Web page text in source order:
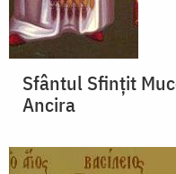
Sfântul Sfințit
Ancira